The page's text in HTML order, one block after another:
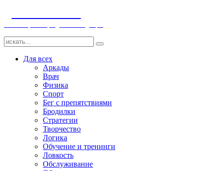
Для всех
Аркады
Врач
Физика
Спорт
Бег с препятствиями
Бродилки
Стратегии
Творчество
Логика
Обучение и тренинги
Ловкость
Обслуживание